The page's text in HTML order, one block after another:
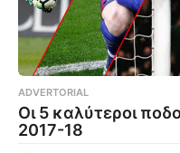
ADVERTORIAL
Οι 5 καλύτεροι
2017-18